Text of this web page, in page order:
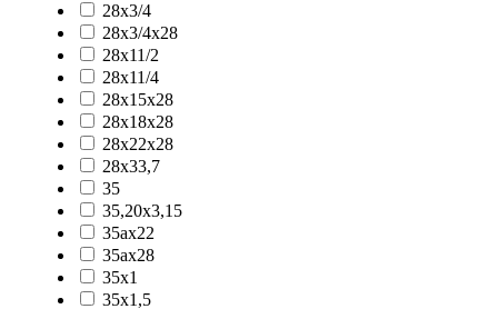
28x3/4
28x3/4x28
28x11/2
28x11/4
28x15x28
28x18x28
28x22x28
28x33,7
35
35,20x3,15
35ax22
35ax28
35x1
35x1,5